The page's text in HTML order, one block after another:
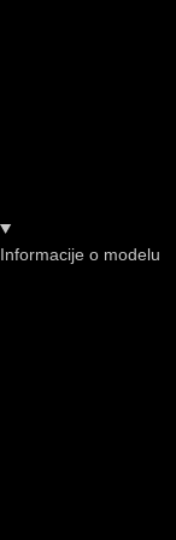
Informacije o modelu